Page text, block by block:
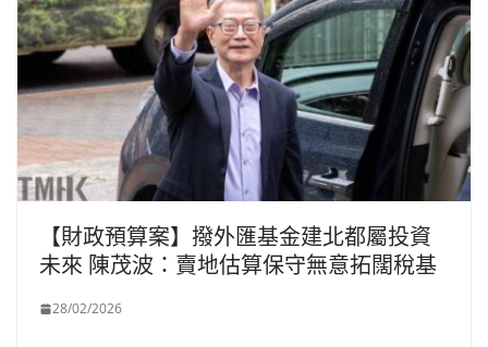
【財政預算案】撥外匯基金建北都屬投資
未來 陳茂波：賣地估算保守無意拓闊稅基
28/02/2026